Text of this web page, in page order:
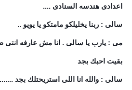
اعدادى هندسه السنادى ....
سالى : ربنا يخليلكو مامتكو يا يويو ..
مى : يارب يا سالى . انا مش عارفه انتى
بقيت احبك بجد
سالى : والله انا اللى استريحتلك بجد .......